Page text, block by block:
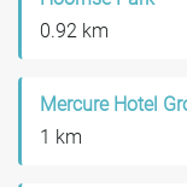
0.92 km
Mercure Hotel
1 km